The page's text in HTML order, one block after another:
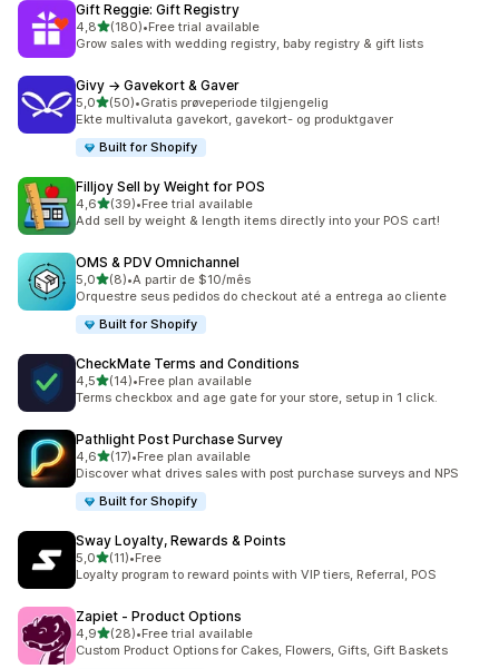
Gift Reggie: Gift Registry
4,8av 5 stjerner
(180)
Totalt 180 omtaler
•Free trial available
Grow sales with wedding registry, baby registry & gift lists
Givy → Gavekort & Gaver
5,0av 5 stjerner
(50)
Totalt 50 omtaler
•Gratis prøveperiode tilgjengelig
Ekte multivaluta gavekort, gavekort- og produktgaver
Built for Shopify
Filljoy Sell by Weight for POS
4,6av 5 stjerner
(39)
Totalt 39 omtaler
•Free trial available
Add sell by weight & length items directly into your POS cart!
OMS & PDV Omnichannel
5,0av 5 stjerner
(8)
Totalt 8 omtaler
•A partir de $10/mês
Orquestre seus pedidos do checkout até a entrega ao cliente
Built for Shopify
CheckMate Terms and Conditions
4,5av 5 stjerner
(14)
Totalt 14 omtaler
•Free plan available
Terms checkbox and age gate for your store, setup in 1 click.
Pathlight Post Purchase Survey
4,6av 5 stjerner
(17)
Totalt 17 omtaler
•Free plan available
Discover what drives sales with post purchase surveys and NPS
Built for Shopify
Sway Loyalty, Rewards & Points
5,0av 5 stjerner
(11)
Totalt 11 omtaler
•Free
Loyalty program to reward points with VIP tiers, Referral, POS
Zapiet ‑ Product Options
4,9av 5 stjerner
(28)
Totalt 28 omtaler
•Free trial available
Custom Product Options for Cakes, Flowers, Gifts, Gift Baskets